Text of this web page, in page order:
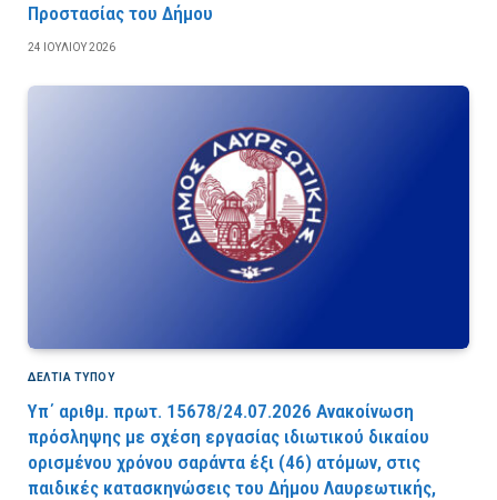
Προστασίας του Δήμου
24 ΙΟΥΛΊΟΥ 2026
ΔΕΛΤΙΑ ΤΥΠΟΥ
Υπ΄ αριθμ. πρωτ. 15678/24.07.2026 Ανακοίνωση
πρόσληψης με σχέση εργασίας ιδιωτικού δικαίου
ορισμένου χρόνου σαράντα έξι (46) ατόμων, στις
παιδικές κατασκηνώσεις του Δήμου Λαυρεωτικής,